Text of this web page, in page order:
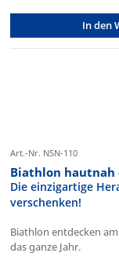
In den
Art.-Nr. NSN-110
Biathlon hautnah
Die einzigartige
verschenken!
Biathlon entdecken
das ganze Jahr.